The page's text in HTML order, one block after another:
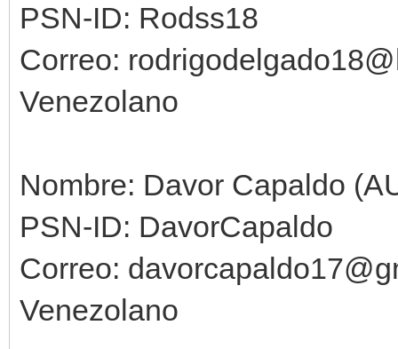
PSN-ID: Rodss18
Correo:
Venezolano
Nombre: Davor Capaldo
PSN-ID: DavorCapaldo
Correo:
Venezolano